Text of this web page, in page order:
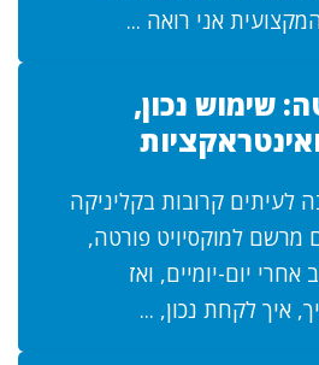
אני רואה ...
שימוש נכון,
לעיתים קרובות בקליניקה
מרשם למוקסיויט פורטה,
יום-יומיים, ואז
איך לקחת נכון, ...